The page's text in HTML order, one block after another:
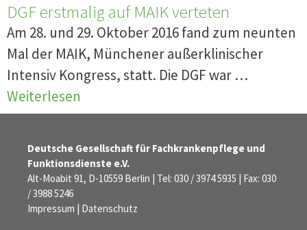
DGF erstmalig auf MAIK verteten
Am 28. und 29. Oktober 2016 fand zum neunten
Mal der MAIK, Münchener außerklinischer
Intensiv Kongress, statt. Die DGF war …
Weiterlesen
Deutsche Gesellschaft für Fachkrankenpflege und
Funktionsdienste e.V.
Alt-Moabit 91, D-10559 Berlin | Tel: 030 / 3974 5935 | Fax: 030
/ 3988 5246
Impressum | Datenschutz